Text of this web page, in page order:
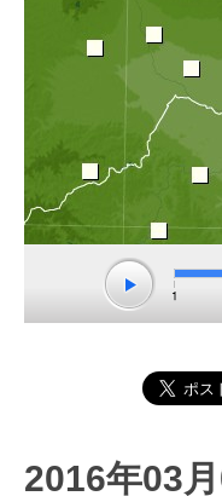
2016年03